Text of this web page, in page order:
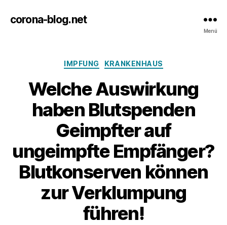
corona-blog.net
Menü
Kategorien
IMPFUNG KRANKENHAUS
Welche Auswirkung
haben Blutspenden
Geimpfter auf
ungeimpfte Empfänger?
Blutkonserven können
zur Verklumpung
führen!